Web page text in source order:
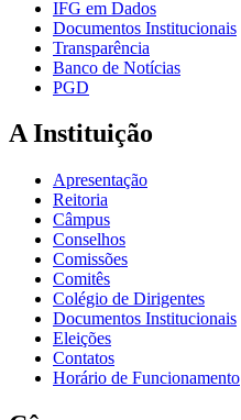
IFG em Dados
Documentos Institucionais
Transparência
Banco de Notícias
PGD
A Instituição
Apresentação
Reitoria
Câmpus
Conselhos
Comissões
Comitês
Colégio de Dirigentes
Documentos Institucionais
Eleições
Contatos
Horário de Funcionamento